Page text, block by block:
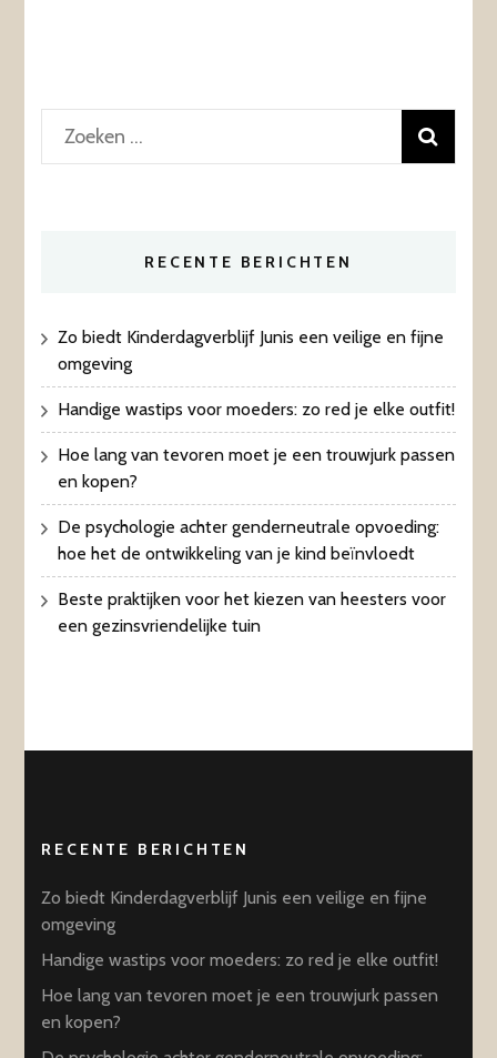
Zoeken
naar:
RECENTE BERICHTEN
Zo biedt Kinderdagverblijf Junis een veilige en fijne
omgeving
Handige wastips voor moeders: zo red je elke outfit!
Hoe lang van tevoren moet je een trouwjurk passen
en kopen?
De psychologie achter genderneutrale opvoeding:
hoe het de ontwikkeling van je kind beïnvloedt
Beste praktijken voor het kiezen van heesters voor
een gezinsvriendelijke tuin
RECENTE BERICHTEN
Zo biedt Kinderdagverblijf Junis een veilige en fijne
omgeving
Handige wastips voor moeders: zo red je elke outfit!
Hoe lang van tevoren moet je een trouwjurk passen
en kopen?